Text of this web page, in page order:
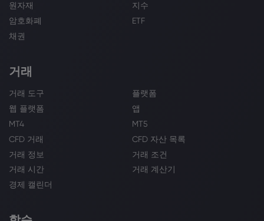
원자재
지수
암호화폐
ETF
채권
거래
거래 도구
플랫폼
웹 플랫폼
앱
MT4
MT5
CFD 거래
CFD 자산 목록
거래 정보
거래 조건
거래 시간
거래 계산기
경제 캘린더